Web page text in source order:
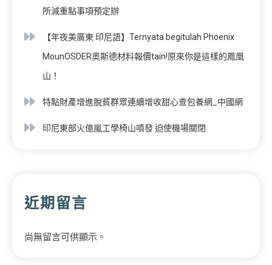
所減重點事項預定辦
【年夜美廣東·印尼語】Ternyata begitulah Phoenix
MounOSDER奧斯德材料報價tain!原來你是這樣的鳳凰
山！
特點財產增進脫貧群眾連續增收甜心查包養網_中國網
印尼東部火億嵐工學椅山噴發 迫使機場關閉
近期留言
尚無留言可供顯示。